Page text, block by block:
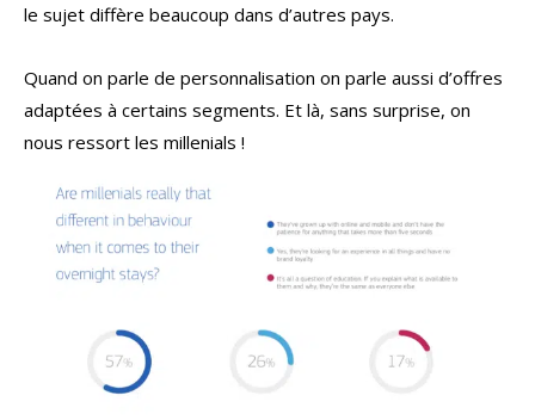
le sujet diffère beaucoup dans d’autres pays.
Quand on parle de personnalisation on parle aussi d’offres
adaptées à certains segments. Et là, sans surprise, on
nous ressort les millenials !